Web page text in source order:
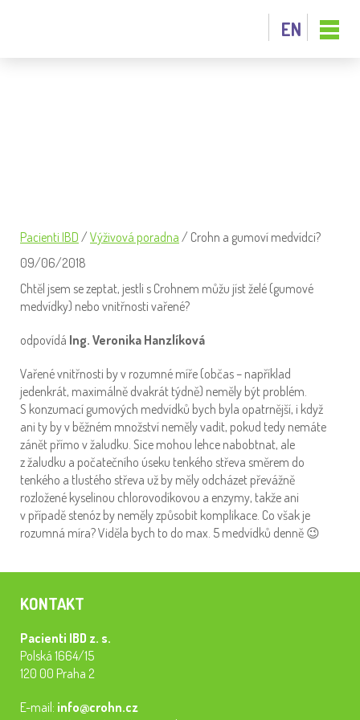
EN
Pacienti IBD / Výživová poradna / Crohn a gumoví medvídci?
09/06/2018
Chtěl jsem se zeptat, jestli s Crohnem můžu jíst želé (gumové
medvídky) nebo vnitřnosti vařené?
odpovídá Ing. Veronika Hanzlíková
Vařené vnitřnosti by v rozumné míře (občas – například
jedenkrát, maximálně dvakrát týdně) neměly být problém.
S konzumací gumových medvídků bych byla opatrnější, i když
ani ty by v běžném množství neměly vadit, pokud tedy nemáte
zánět přímo v žaludku. Sice mohou lehce nabobtnat, ale
z žaludku a počatečního úseku tenkého střeva směrem do
tenkého a tlustého střeva už by měly odcházet převážně
rozložené kyselinou chlorovodíkovou a enzymy, takže ani
v případě stenóz by neměly způsobit komplikace. Co však je
rozumná míra? Viděla bych to do max. 5 medvídků denně 😉
KONTAKT
Pacienti IBD z. s.
Polská 1664/15
120 00 Praha 2
E-mail: info@crohn.cz